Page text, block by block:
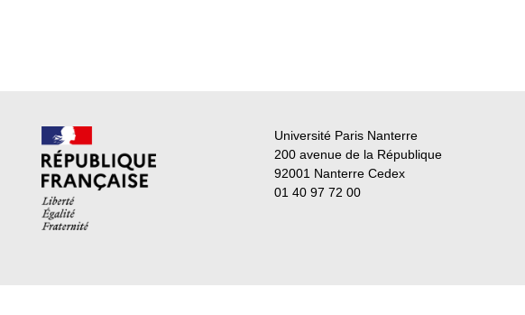
Université Paris Nanterre
200 avenue de la République
92001 Nanterre Cedex
01 40 97 72 00